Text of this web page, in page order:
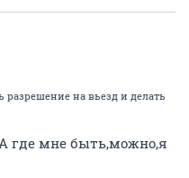
разрешение на вьезд и делать
где мне быть,можно,я